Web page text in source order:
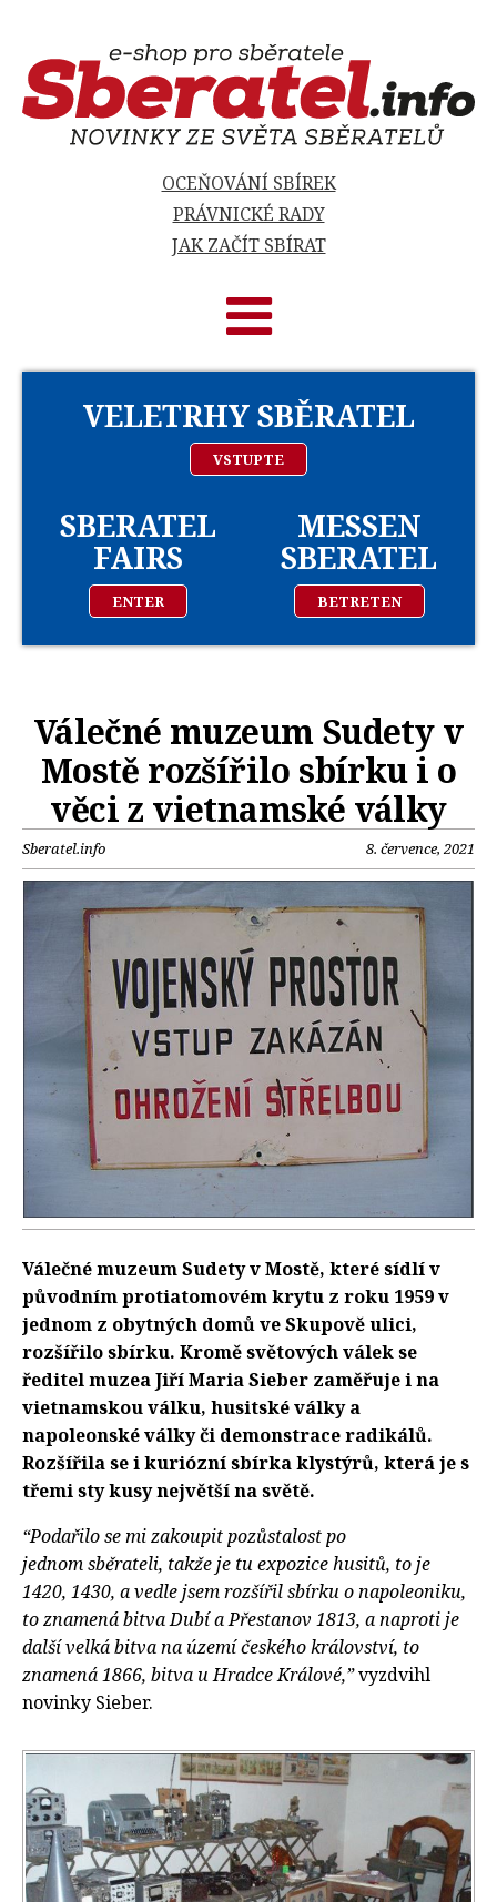
OCEŇOVÁNÍ SBÍREK
PRÁVNICKÉ RADY
JAK ZAČÍT SBÍRAT
VELETRHY SBĚRATEL
VSTUPTE
SBERATEL
FAIRS
ENTER
MESSEN
SBERATEL
BETRETEN
Válečné muzeum Sudety v
Mostě rozšířilo sbírku i o
věci z vietnamské války
Sberatel.info 8. července, 2021
Válečné muzeum Sudety v Mostě, které sídlí v
původním protiatomovém krytu z roku 1959 v
jednom z obytných domů ve Skupově ulici,
rozšířilo sbírku. Kromě světových válek se
ředitel muzea Jiří Maria Sieber zaměřuje i na
vietnamskou válku, husitské války a
napoleonské války či demonstrace radikálů.
Rozšířila se i kuriózní sbírka klystýrů, která je s
třemi sty kusy největší na světě.
“Podařilo se mi zakoupit pozůstalost po
jednom sběrateli, takže je tu expozice husitů, to je
1420, 1430, a vedle jsem rozšířil sbírku o napoleoniku,
to znamená bitva Dubí a Přestanov 1813, a naproti je
další velká bitva na území českého království, to
znamená 1866, bitva u Hradce Králové,”vyzdvihl
novinky Sieber.